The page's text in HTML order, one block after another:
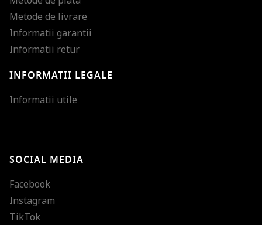
Metode de livrare
Informatii garantii
Informatii retur
INFORMATII LEGALE
Informatii utile
SOCIAL MEDIA
Facebook
Instagram
TikTok